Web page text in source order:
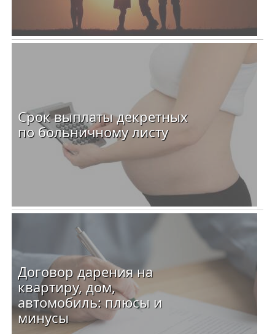
Срок выплаты декретных
по больничному листу
Договор дарения на
квартиру, дом,
автомобиль: плюсы и
минусы